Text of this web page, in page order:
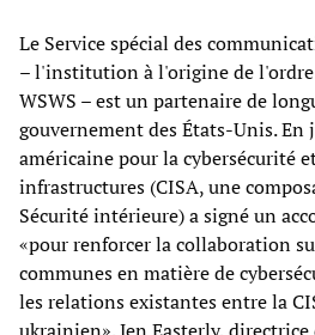
Le Service spécial des
– l'institution à l'origine de
WSWS – est un partenaire de
gouvernement des États-Unis.
américaine pour la cybersécurité
infrastructures (CISA, une
Sécurité intérieure) a signé un
«pour renforcer la collaboration
communes en matière de
les relations existantes entre la
ukrainien». Jen Easterly, directrice